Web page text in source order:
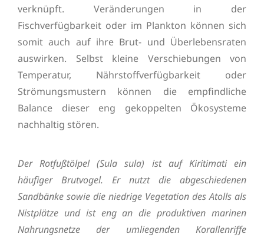
verknüpft. Veränderungen in der
Fischverfügbarkeit oder im Plankton können sich
somit auch auf ihre Brut- und Überlebensraten
auswirken. Selbst kleine Verschiebungen von
Temperatur, Nährstoffverfügbarkeit oder
Strömungsmustern können die empfindliche
Balance dieser eng gekoppelten Ökosysteme
nachhaltig stören.
Der Rotfußtölpel (Sula sula) ist auf Kiritimati ein
häufiger Brutvogel. Er nutzt die abgeschiedenen
Sandbänke sowie die niedrige Vegetation des Atolls als
Nistplätze und ist eng an die produktiven marinen
Nahrungsnetze der umliegenden Korallenriffe